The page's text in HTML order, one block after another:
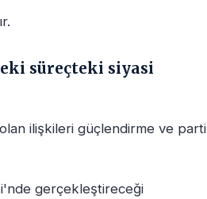
süreçteki siyasi
ilişkileri güçlendirme ve parti
gerçekleştireceği